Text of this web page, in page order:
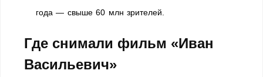
года — свыше 60 млн зрителей.
Где снимали фильм «Иван
Васильевич»